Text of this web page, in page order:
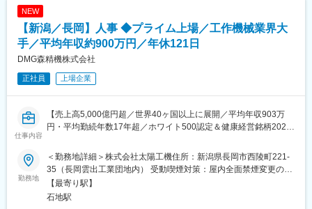
変更の範囲：会社の定める業務
■業務について：
計量器や周辺機器の制御装置の設計業務をお任せします。
お客様の製造ラインに組み込まれることが多く、ご要望や納品先
たシステムを提供しています。
・FA機器を利用した制御設計
・電気図面の作成
・協力会社の管理（作業依頼や検収）
案件によっては、お客様先へ出張し、設置立ち合いまで行うこと
がありますが、出張の頻度は平均月1～2回で、全くない月もあり
ます。
NEW
【新潟／長岡】人事 ◆プライム上場／工作機械業界大
手／平均年収約900万円／年休121日
DMG森精機株式会社
正社員 上場企業
仕事内容
【売上高5,000億円超／世界40ヶ国以上に展開／平均年収903万
円・平均勤続年数17年超／ホワイト500認定＆健康経営銘柄2024
※世界有数の工作機械メーカーである当社の完全子会社「株式会社
太陽工機」に在籍出向いただき、将来的に長岡市にて勤務頂きま
す。
人事領域におけるご経験に応じて適切なポジションにてご選考し
勤務地
＜勤務地詳細＞株式会社太陽工機住所：新潟県長岡市西陵町221-
35（長岡雲出工業団地内） 受動喫煙対策：屋内全面禁煙変更の範
囲：会社の定める事業所
【最寄り駅】
石地駅